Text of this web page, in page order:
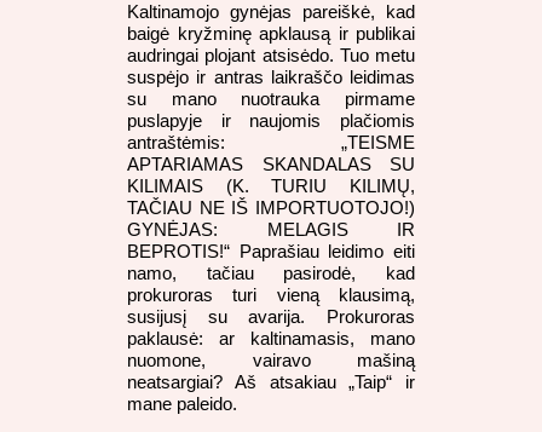
Kaltinamojo gynėjas pareiškė, kad
baigė kryžminę apklausą ir publikai
audringai plojant atsisėdo. Tuo metu
suspėjo ir antras laikraščo leidimas
su mano nuotrauka pirmame
puslapyje ir naujomis plačiomis
antraštėmis: „TEISME
APTARIAMAS SKANDALAS SU
KILIMAIS (K. TURIU KILIMŲ,
TAČIAU NE IŠ IMPORTUOTOJO!)
GYNĖJAS: MELAGIS IR
BEPROTIS!“ Paprašiau leidimo eiti
namo, tačiau pasirodė, kad
prokuroras turi vieną klausimą,
susijusį su avarija. Prokuroras
paklausė: ar kaltinamasis, mano
nuomone, vairavo mašiną
neatsargiai? Aš atsakiau „Taip“ ir
mane paleido.